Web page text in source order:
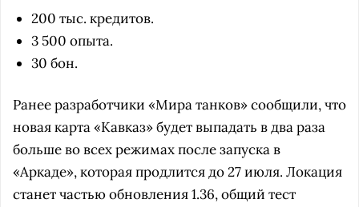
200 тыс. кредитов.
3 500 опыта.
30 бон.
Ранее разработчики «Мира танков» сообщили, что
новая карта «Кавказ» будет выпадать в два раза
больше во всех режимах после запуска в
«Аркаде», которая продлится до 27 июля. Локация
станет частью обновления 1.36, общий тест